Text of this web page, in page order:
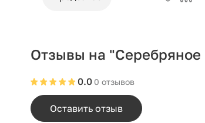
Отзывы на
0 отзывов
0.0
Оставить отзыв